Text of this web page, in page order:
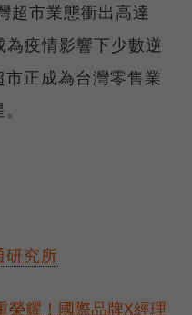
超市業態衝出高達
疫情影響下少數逆
正成為台灣零售業
研究所
榮耀！國際品牌X經理